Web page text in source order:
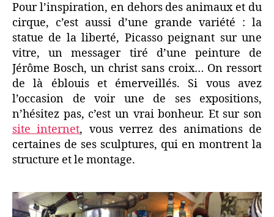
Pour l’inspiration, en dehors des animaux et du
cirque, c’est aussi d’une grande variété : la
statue de la liberté, Picasso peignant sur une
vitre, un messager tiré d’une peinture de
Jérôme Bosch, un christ sans croix… On ressort
de là éblouis et émerveillés. Si vous avez
l’occasion de voir une de ses expositions,
n’hésitez pas, c’est un vrai bonheur. Et sur son
site internet, vous verrez des animations de
certaines de ses sculptures, qui en montrent la
structure et le montage.